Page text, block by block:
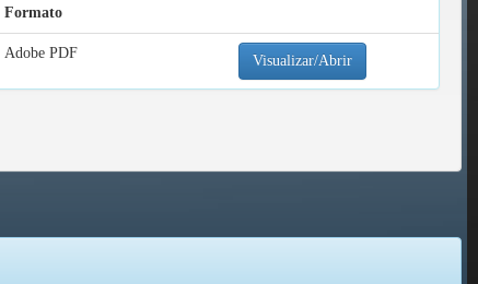
Formato
Adobe PDF Visualizar/Abrir